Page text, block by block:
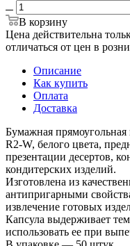
В корзину
Цена действительна
отличаться от цен в
Описание
Как купить
Оплата
Доставка
Бумажная прямоугольная
R2-W, белого цвета,
презентации десертов,
кондитерских изделий.
Изготовлена из
антипригарными
извлечение готовых
Капсула выдерживает
использовать ее при